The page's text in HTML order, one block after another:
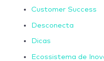
Customer Success
Desconecta
Dicas
Ecossistema de